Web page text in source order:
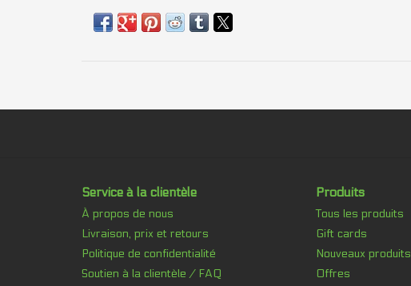
Service à la clientèle
À propos de nous
Livraison, prix et retours
Politique de confidentialité
Soutien à la clientèle / FAQ
Produits
Tous les produits
Gift cards
Nouveaux produits
Offres